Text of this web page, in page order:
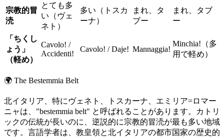
宗教的冒
涜
とても多
い（ヴェ
ネト）
多い（トスカ
ーナ）
まれ、タ
ブー
まれ、タブ
ー
「ちくし
ょう」
（軽め）
Cavolo! /
Accidenti!
Cavolo! / Daje! Mannaggia!
Minchia!（多
用で軽め）
🌍 The Bestemmia Belt
北イタリア、特にヴェネト、トスカーナ、エミリア=ロマー
ニャは、"bestemmia belt" と呼ばれることがあります。カトリ
ックの伝統が長いのに、逆説的に宗教的冒涜が最も多い地域
です。言語学者は、教皇領と北イタリアの都市国家の歴史的